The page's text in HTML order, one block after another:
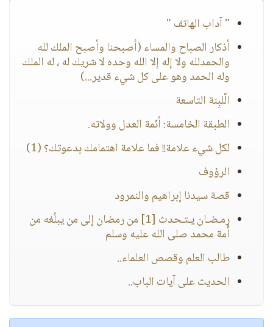
" آداب الهاتف "
أذكار الصباح والمساء (أصبحنا وأصبح الملك لله
والحمدلله ولا إله إلا الله وحده لا شريك له ، له الملك
وله الحمد وهو على كل شيء قدير...)
الَّلبِنة التاسعة
الطبقة الخامسة: أئمة العدل وولاته.
لكل شيء علامة!! فما علامة اهتمامك بدعوتك؟ (1)
الرؤوف
قصة سيدنا إبراهيم والنمرود
رمـضـان يـتـحدث [1] من رمضان إلى من يبلُغه من
أُمة محمد صلى الله عليه وسلم
طالب العلم وقصص العلماء..
الحديث على آيات الباب..